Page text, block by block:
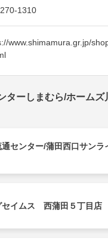
1310
www.shimamura.gr.jp/
ターしまむら/ホームズ
センター/蒲田西口サンラ
セイムス 西蒲田５丁目店